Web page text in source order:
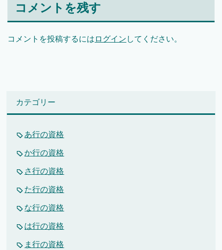
コメントを残す
コメントを投稿するには ログイン してください。
カテゴリー
あ行の資格
か行の資格
さ行の資格
た行の資格
な行の資格
は行の資格
ま行の資格